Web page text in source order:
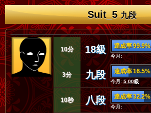
Suit_5九段
10分 18級 達成率 99.9%
今月:
3分 九段 達成率 16.5%
今月:5.00級
10秒 八段 達成率 32.2%
今月: